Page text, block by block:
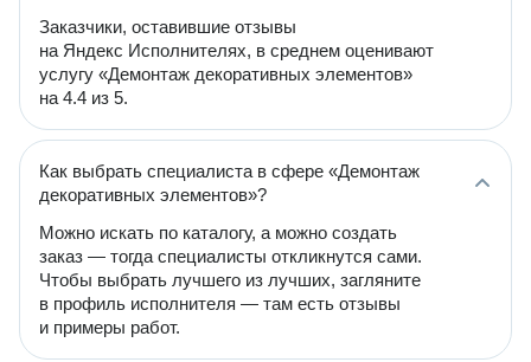
Заказчики, оставившие отзывы
на Яндекс Исполнителях, в среднем оценивают
услугу «Демонтаж декоративных элементов»
на 4.4 из 5.
Как выбрать специалиста в сфере «Демонтаж
декоративных элементов»?
Можно искать по каталогу, а можно создать
заказ — тогда специалисты откликнутся сами.
Чтобы выбрать лучшего из лучших, загляните
в профиль исполнителя — там есть отзывы
и примеры работ.